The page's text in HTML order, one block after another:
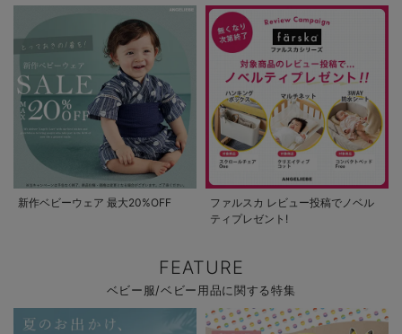
新作ベビーウェア 最大20%OFF
ファルスカ レビュー投稿でノベル
ティプレゼント!
FEATURE
ベビー服/ベビー用品に関する特集